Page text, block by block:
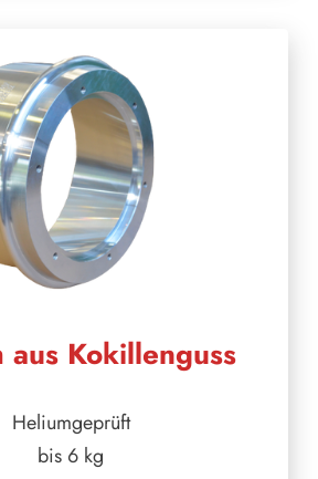
aus Kokillenguss
Heliumgeprüft
bis 6 kg